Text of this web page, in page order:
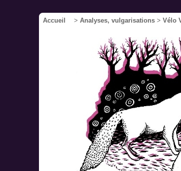
Accueil > Analyses, vulgarisations > Vélo